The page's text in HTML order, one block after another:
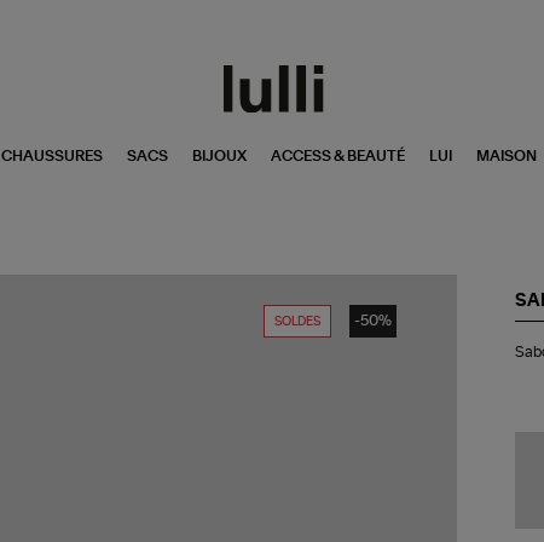
CHAUSSURES SACS BIJOUX ACCESS & BEAUTÉ LUI MAISON
SOLDES -50%
Ydil